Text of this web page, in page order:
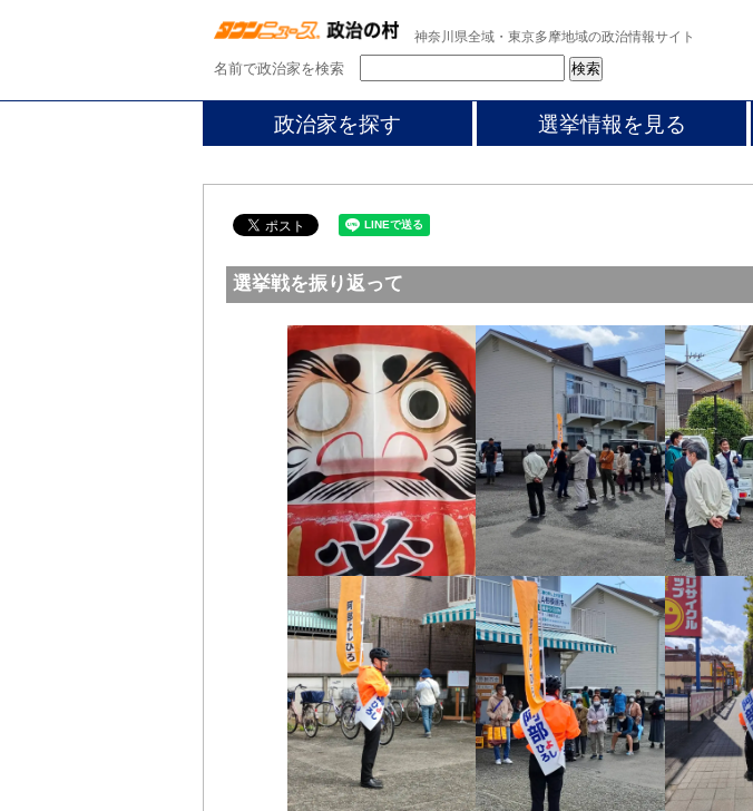
神奈川県全域・東京多摩地域の政治情報サイト
名前で政治家を検索
政治家を探す 選挙情報を見る
選挙戦を振り返って